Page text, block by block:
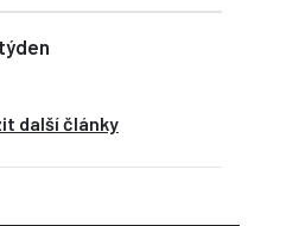
další články